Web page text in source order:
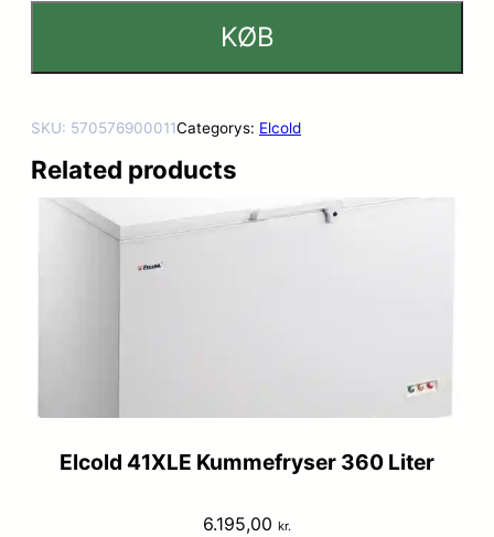
KØB
SKU: 570576900011Categorys: Elcold
Related products
Elcold 41XLE Kummefryser 360 Liter
6.195,00 kr.